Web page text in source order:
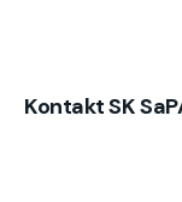
Kontakt SK